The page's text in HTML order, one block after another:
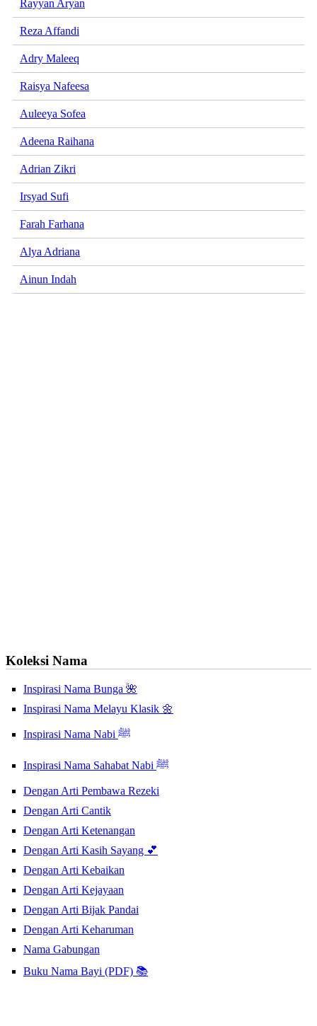
Rayyan Aryan
Reza Affandi
Adry Maleeq
Raisya Nafeesa
Auleeya Sofea
Adeena Raihana
Adrian Zikri
Irsyad Sufi
Farah Farhana
Alya Adriana
Ainun Indah
Koleksi Nama
Inspirasi Nama Bunga 🌺
Inspirasi Nama Melayu Klasik 🌼
Inspirasi Nama Nabi ﷺ
Inspirasi Nama Sahabat Nabi ﷺ
Dengan Arti Pembawa Rezeki
Dengan Arti Cantik
Dengan Arti Ketenangan
Dengan Arti Kasih Sayang 💕
Dengan Arti Kebaikan
Dengan Arti Kejayaan
Dengan Arti Bijak Pandai
Dengan Arti Keharuman
Nama Gabungan
Buku Nama Bayi (PDF) 📚